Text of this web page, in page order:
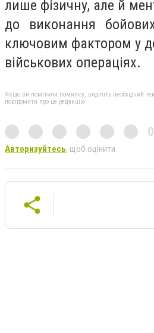
лише фізичну, але й
до виконання
ключовим фактором у
військових операціях.
Якщо ви помітили помилку, виділіть необхідний
повідомити про це редакцію
Авторизуйтесь, щоб оцінити